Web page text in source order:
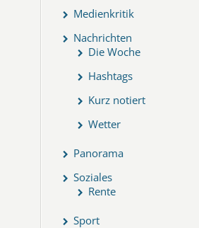
Medienkritik
Nachrichten
Die Woche
Hashtags
Kurz notiert
Wetter
Panorama
Soziales
Rente
Sport